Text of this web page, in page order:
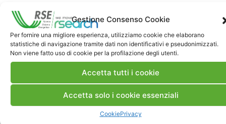
Gestione Consenso Cookie
Per fornire una migliore esperienza, utilizziamo cookie che elaborano
statistiche di navigazione tramite dati non identificativi e pseudonimizzati.
Non viene fatto uso di cookie per la profilazione degli utenti.
Accetta tutti i cookie
Accetta solo i cookie essenziali
CookiePrivacy
Note Legali
Dove siamo
Bandi di gara e contratti
Whistleblowing